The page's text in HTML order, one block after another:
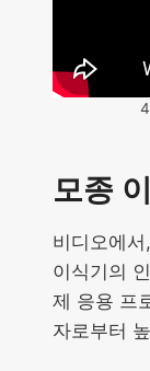
모종
비디오에
이식기의
제 응용 프
자로부터